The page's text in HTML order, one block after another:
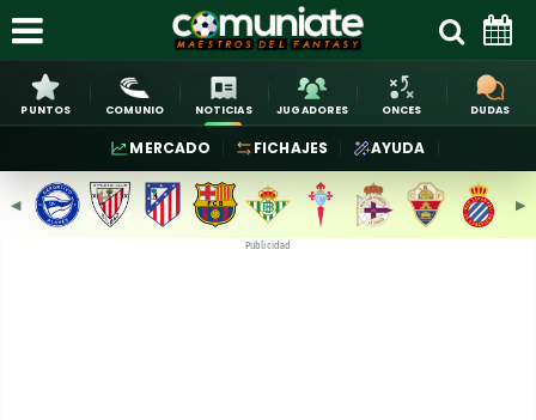
PUNTOS COMUNIO NOTICIAS JUGADORES ONCES DUDAS
MERCADO FICHAJES AYUDA
◀︎ ▶︎
Publicidad